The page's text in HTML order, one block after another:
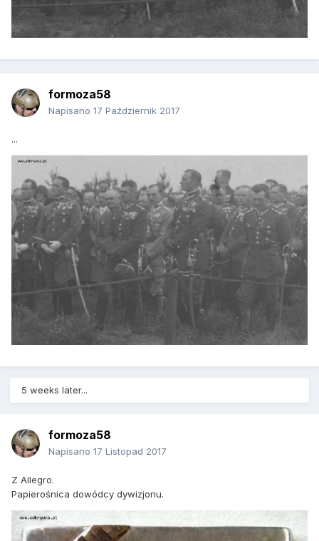
formoza58
Napisano 17 Październik 2017
...
5 weeks later...
formoza58
Napisano 17 Listopad 2017
Z Allegro.
Papierośnica dowódcy dywizjonu.